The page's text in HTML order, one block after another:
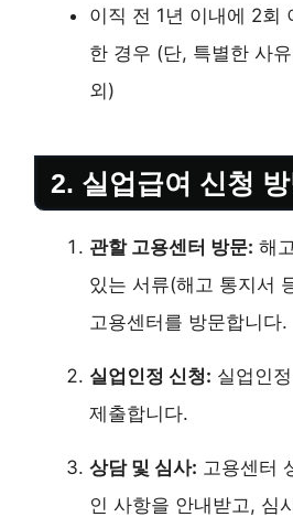
이직 전 1년 이내에 2회
한 경우 (단, 특별한 사
외)
2. 실업급여 신청
관할 고용센터 방문: 해
있는 서류(해고 통지서
고용센터를 방문합니다.
실업인정 신청: 실업인
제출합니다.
상담 및 심사: 고용센터
인 사항을 안내받고, 심